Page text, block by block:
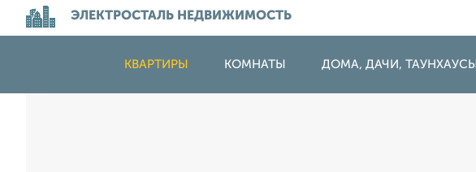
ЭЛЕКТРОСТАЛЬ НЕДВИЖИМОСТЬ
КВАРТИРЫ КОМНАТЫ ДОМА, ДАЧИ, ТАУНХАУСЫ